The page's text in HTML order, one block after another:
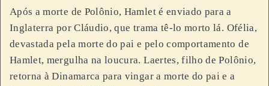
Após a morte de Polônio, Hamlet é enviado para a
Inglaterra por Cláudio, que trama tê-lo morto lá. Ofélia,
devastada pela morte do pai e pelo comportamento de
Hamlet, mergulha na loucura. Laertes, filho de Polônio,
retorna à Dinamarca para vingar a morte do pai e a